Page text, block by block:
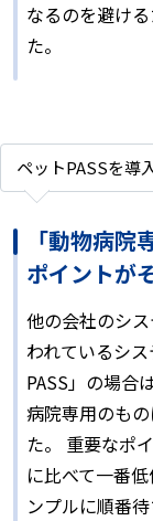
なるのを避け
た。
ペットPASSを導
「動物病
ポイントが
他の会社のシ
われているシ
PASS」の場合
病院専用のも
た。 重要なポ
に比べて一番
ンプルに順番